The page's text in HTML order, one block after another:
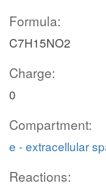
Formula:
C7H15NO2
Charge:
0
Compartment:
e - extracellular
Reactions: